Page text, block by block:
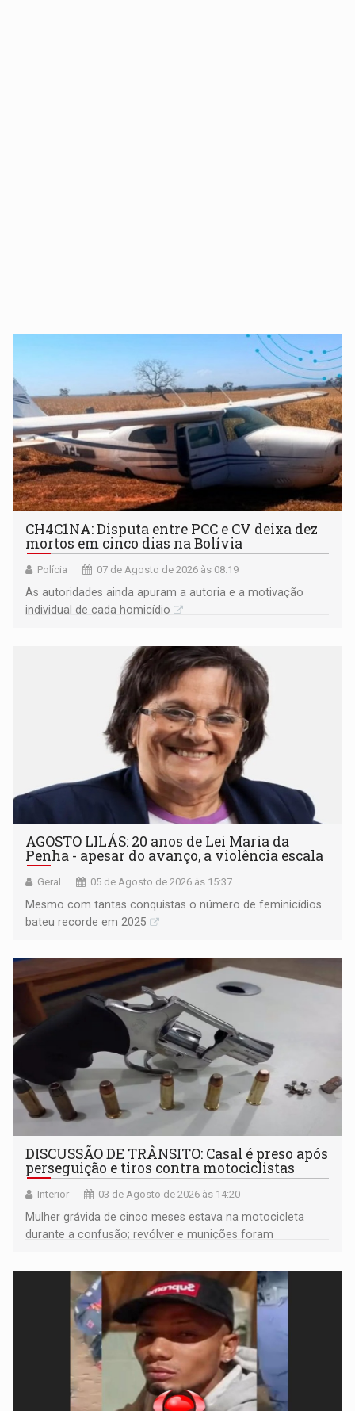
CH4C1NA: Disputa entre PCC e CV deixa dez
mortos em cinco dias na Bolívia
Polícia 07 de Agosto de 2026 às 08:19
As autoridades ainda apuram a autoria e a motivação
individual de cada homicídio
AGOSTO LILÁS: 20 anos de Lei Maria da
Penha - apesar do avanço, a violência escala
Geral 05 de Agosto de 2026 às 15:37
Mesmo com tantas conquistas o número de feminicídios
bateu recorde em 2025
DISCUSSÃO DE TRÂNSITO: Casal é preso após
perseguição e tiros contra motociclistas
Interior 03 de Agosto de 2026 às 14:20
Mulher grávida de cinco meses estava na motocicleta
durante a confusão; revólver e munições foram